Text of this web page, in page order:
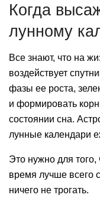
Когда
лунному
Все знают, что на
воздействует
фазы ее роста,
и формировать
состоянии сна.
лунные календари
Это нужно для того,
время лучше всего
ничего не трогать.